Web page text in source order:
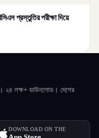
প্রস্তুতির পরীক্ষা দিয়ে
২৪ লক্ষ+ ডাউনলোড। দেশের
DOWNLOAD ON THE